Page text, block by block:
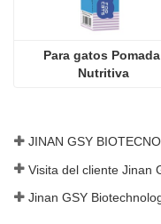
Para gatos Pomada
Nutritiva